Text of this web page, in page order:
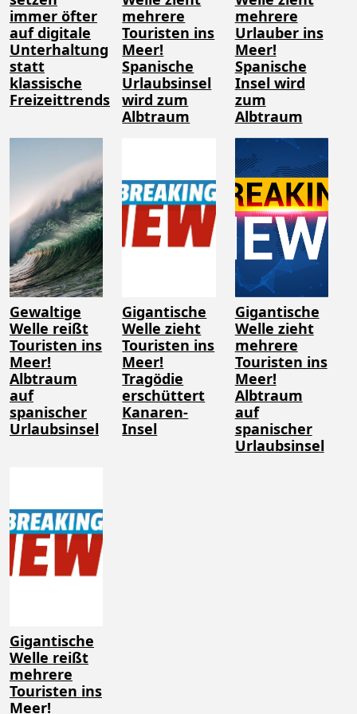
immer öfter
auf digitale
Unterhaltung
statt
klassische
Freizeittrends
mehrere
Touristen ins
Meer!
Spanische
Urlaubsinsel
wird zum
Albtraum
mehrere
Urlauber ins
Meer!
Spanische
Insel wird
zum
Albtraum
Gewaltige
Welle reißt
Touristen ins
Meer!
Albtraum
auf
spanischer
Urlaubsinsel
Gigantische
Welle zieht
Touristen ins
Meer!
Tragödie
erschüttert
Kanaren-
Insel
Gigantische
Welle zieht
mehrere
Touristen ins
Meer!
Albtraum
auf
spanischer
Urlaubsinsel
Gigantische
Welle reißt
mehrere
Touristen ins
Meer!